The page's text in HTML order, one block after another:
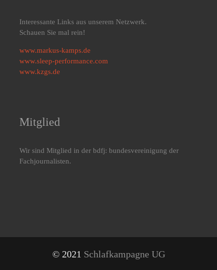
Interessante Links aus unserem Netzwerk.
Schauen Sie mal rein!
www.markus-kamps.de
www.sleep-performance.com
www.kzgs.de
Mitglied
Wir sind Mitglied in der bdfj: bundesvereinigung der
Fachjournalisten.
© 2021 Schlafkampagne UG